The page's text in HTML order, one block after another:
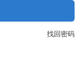
找回密码